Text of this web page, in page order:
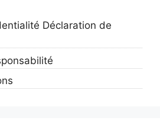
Déclaration de